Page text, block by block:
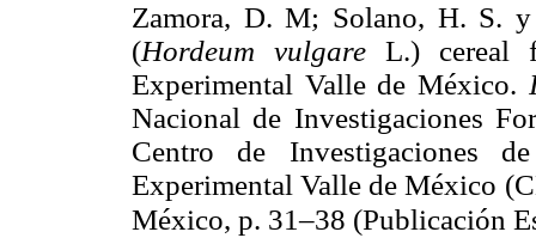
Zamora, D. M; Solano, H. S.
(Hordeum vulgare L.) cereal
Experimental Valle de México.
Nacional de Investigaciones
Centro de Investigaciones
Experimental Valle de México
México, p. 31–38 (Publicación